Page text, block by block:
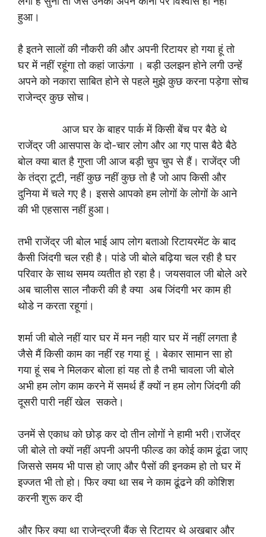
हुआ।
है इतने सालों की नौकरी की और अपनी रिटायर हो गया हूं तो
घर में नहीं रहूंगा तो कहां जाऊंगा । बड़ी उलझन होने लगी उन्हें
अपने को नकारा साबित होने से पहले मुझे कुछ करना पड़ेगा सोच
राजेन्द्र कुछ सोच।
आज घर के बाहर पार्क में किसी बेंच पर बैठे थे
राजेंद्र जी आसपास के दो-चार लोग और आ गए पास बैठे बैठे
बोल क्या बात है गुप्ता जी आज बड़ी चुप चुप से हैं। राजेंद्र जी
के तंद्रा टूटी, नहीं कुछ नहीं कुछ तो है जो आप किसी और
दुनिया में चले गए है। इससे आपको हम लोगों के लोगों के आने
की भी एहसास नहीं हुआ।
तभी राजेंद्र जी बोल भाई आप लोग बताओ रिटायरमेंट के बाद
कैसी जिंदगी चल रही है। पांडे जी बोले बढ़िया चल रही है घर
परिवार के साथ समय व्यतीत हो रहा है। जयसवाल जी बोले अरे
अब चालीस साल नौकरी की है क्या अब जिंदगी भर काम ही
थोडे न करता रहूगां।
शर्मा जी बोले नहीं यार घर में मन नही यार घर में नहीं लगता है
जैसे मैं किसी काम का नहीं रह गया हूं । बेकार सामान सा हो
गया हूं सब ने मिलकर बोला हां यह तो है तभी चावला जी बोले
अभी हम लोग काम करने में समर्थ हैं क्यों न हम लोग जिंदगी की
दूसरी पारी नहीं खेल सकते।
उनमें से एकाध को छोड़ कर दो तीन लोगों ने हामी भरी।राजेंद्र
जी बोले तो क्यों नहीं अपनी अपनी फील्ड का कोई काम ढूंढा जाए
जिससे समय भी पास हो जाए और पैसों की इनकम हो तो घर में
इज्जत भी तो हो। फिर क्या था सब ने काम ढूंढने की कोशिश
करनी शुरू कर दी
और फिर क्या था राजेन्द्रजी बैंक से रिटायर थे अखबार और